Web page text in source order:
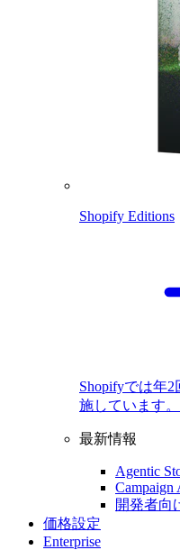
Shopify Editions
Shopifyでは年
施しています。
最新情報
Agentic
Campaign
開発者向
価格設定
Enterprise